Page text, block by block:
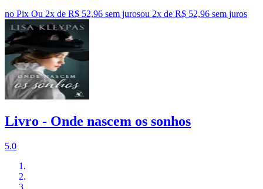
no Pix Ou 2x de R$ 52,96 sem jurosou 2x de R$ 52,96 sem juros
Livro - Onde nascem os sonhos
5.0